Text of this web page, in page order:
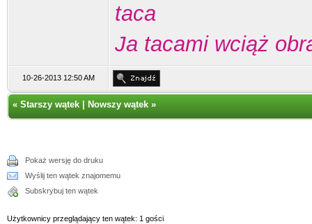
taca
Ja tacami wciąż
10-26-2013 12:50 AM
« Starszy wątek Nowszy wątek »
Pokaż wersję do druku
Wyślij ten wątek znajomemu
Subskrybuj ten wątek
Użytkownicy przeglądający ten wątek: 1 gości